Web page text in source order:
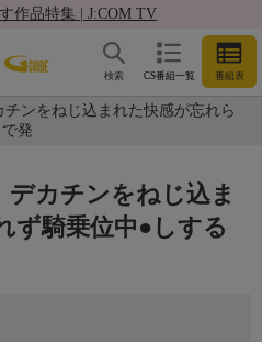
作品特集 | J:COM TV
CS番組一覧 番組表
検索
ンをねじ込まれた快感が忘れら
発
カチンをねじ込ま
ず騎乗位中●しする